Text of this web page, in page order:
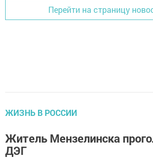
Перейти на страницу
ЖИЗНЬ В РОССИИ
Житель Мензелинска
ДЭГ